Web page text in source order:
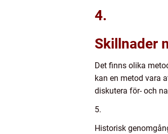
4.
Skillnader
Det finns olika
kan en metod vara
diskutera för- och
5.
Historisk